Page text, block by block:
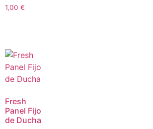
1,00 €
Fresh
Panel Fijo
de Ducha